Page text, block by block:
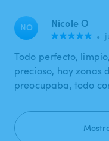
NO Nicole O
•
Todo perfecto,
precioso, hay zonas
preocupaba, todo